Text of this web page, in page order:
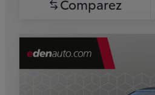
Comparez